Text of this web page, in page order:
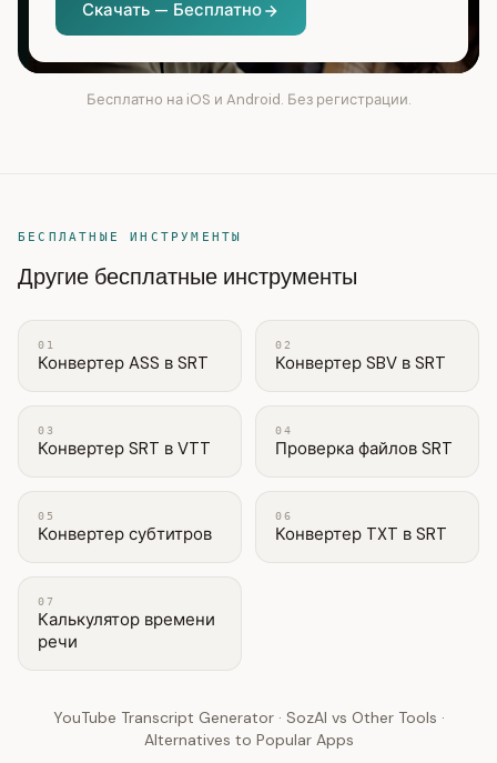
Скачать — Бесплатно
Бесплатно на iOS и Android. Без регистрации.
БЕСПЛАТНЫЕ ИНСТРУМЕНТЫ
Другие бесплатные инструменты
01
Конвертер ASS в SRT
02
Конвертер SBV в SRT
03
Конвертер SRT в VTT
04
Проверка файлов SRT
05
Конвертер субтитров
06
Конвертер TXT в SRT
07
Калькулятор времени
речи
YouTube Transcript Generator· SozAI vs Other Tools ·
Alternatives to Popular Apps